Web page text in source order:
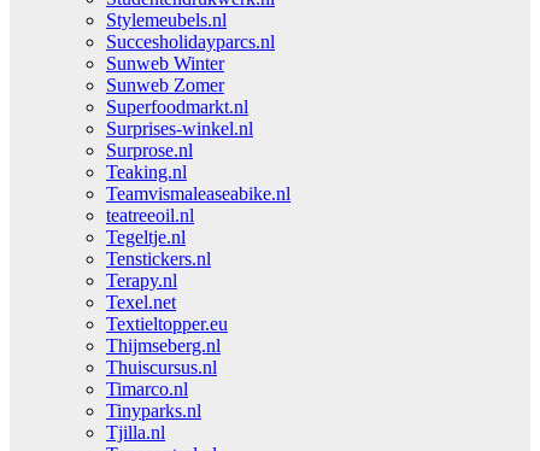
Stylemeubels.nl
Succesholidayparcs.nl
Sunweb Winter
Sunweb Zomer
Superfoodmarkt.nl
Surprises-winkel.nl
Surprose.nl
Teaking.nl
Teamvismaleaseabike.nl
teatreeoil.nl
Tegeltje.nl
Tenstickers.nl
Terapy.nl
Texel.net
Textieltopper.eu
Thijmseberg.nl
Thuiscursus.nl
Timarco.nl
Tinyparks.nl
Tjilla.nl